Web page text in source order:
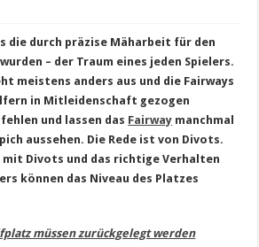
die durch präzise Mäharbeit für den
– der Traum eines jeden Spielers.
meistens anders aus und die Fairways
in Mitleidenschaft gezogen
und lassen das Fairway manchmal
aussehen. Die Rede ist von Divots.
mit Divots und das richtige Verhalten
können das Niveau des Platzes